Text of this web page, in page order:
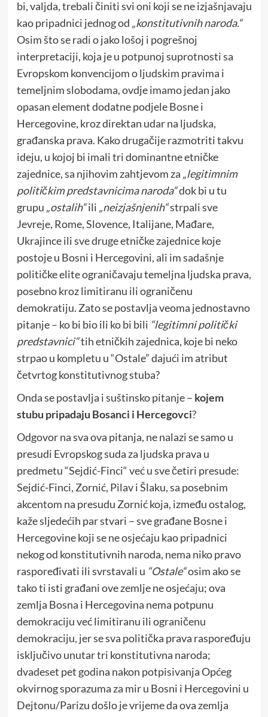
bi, valjda, trebali činiti svi oni koji se ne izjašnjavaju
kao pripadnici jednog od „konstitutivnih naroda.“
Osim što se radi o jako lošoj i pogrešnoj
interpretaciji, koja je u potpunoj suprotnosti sa
Evropskom konvencijom o ljudskim pravima i
temeljnim slobodama, ovdje imamo jedan jako
opasan element dodatne podjele Bosne i
Hercegovine, kroz direktan udar na ljudska,
građanska prava. Kako drugačije razmotriti takvu
ideju, u kojoj bi imali tri dominantne etničke
zajednice, sa njihovim zahtjevom za „legitimnim
političkim predstavnicima naroda“dok bi u tu
grupu „ostalih“ili „neizjašnjenih“strpali sve
Jevreje, Rome, Slovence, Italijane, Mađare,
Ukrajince ili sve druge etničke zajednice koje
postoje u Bosni i Hercegovini, ali im sadašnje
političke elite ograničavaju temeljna ljudska prava,
posebno kroz limitiranu ili ograničenu
demokratiju. Zato se postavlja veoma jednostavno
pitanje – ko bi bio ili ko bi bili “legitimni politički
predstavnici“tih etničkih zajednica, koje bi neko
strpao u kompletu u “Ostale” dajući im atribut
četvrtog konstitutivnog stuba?
Onda se postavlja i suštinsko pitanje – kojem
stubu pripadaju Bosanci i Hercegovci?
Odgovor na sva ova pitanja, ne nalazi se samo u
presudi Evropskog suda za ljudska prava u
predmetu “Sejdić-Finci“ već u sve četiri presude:
Sejdić-Finci, Zornić, Pilav i Šlaku, sa posebnim
akcentom na presudu Zornić koja, između ostalog,
kaže sljedećih par stvari – sve građane Bosne i
Hercegovine koji se ne osjećaju kao pripadnici
nekog od konstitutivnih naroda, nema niko pravo
raspoređivati ili svrstavali u “Ostale“osim ako se
tako ti isti građani ove zemlje ne osjećaju; ova
zemlja Bosna i Hercegovina nema potpunu
demokraciju već limitiranu ili ograničenu
demokraciju, jer se sva politička prava raspoređuju
isključivo unutar tri konstitutivna naroda;
dvadeset pet godina nakon potpisivanja Općeg
okvirnog sporazuma za mir u Bosni i Hercegovini u
Dejtonu/Parizu došlo je vrijeme da ova zemlja